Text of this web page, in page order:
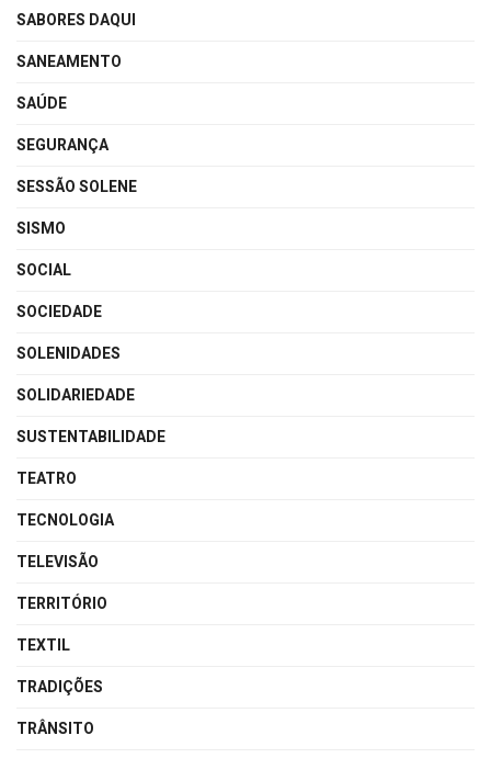
SABORES DAQUI
SANEAMENTO
SAÚDE
SEGURANÇA
SESSÃO SOLENE
SISMO
SOCIAL
SOCIEDADE
SOLENIDADES
SOLIDARIEDADE
SUSTENTABILIDADE
TEATRO
TECNOLOGIA
TELEVISÃO
TERRITÓRIO
TEXTIL
TRADIÇÕES
TRÂNSITO